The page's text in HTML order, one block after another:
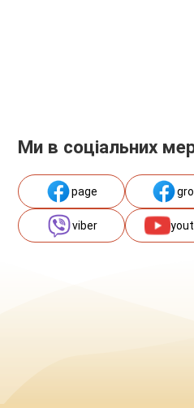
Ми в соціальних
page
viber